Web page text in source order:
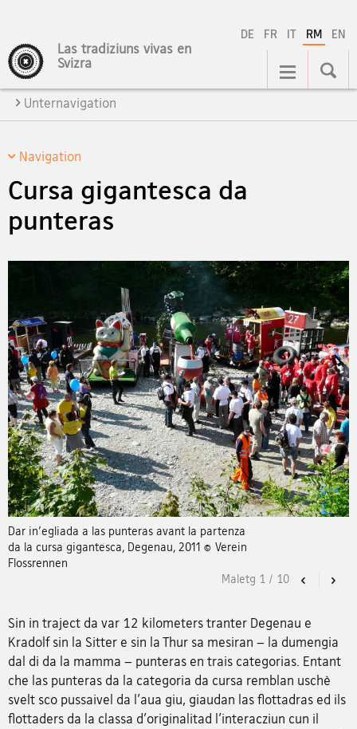
DE FR IT RM EN
Las tradiziuns vivas en
Svizra
Hauptnavigation
Unternavigation
Navigation
Cursa gigantesca da
punteras
Dar in'egliada a las punteras avant la partenza
da la cursa gigantesca, Degenau, 2011 © Verein
Flossrennen
Previous
Maletg 1 / 10
Sin in traject da var 12 kilometers tranter Degenau e
Kradolf sin la Sitter e sin la Thur sa mesiran – la dumengia
dal di da la mamma – punteras en trais categorias. Entant
che las punteras da la categoria da cursa remblan uschè
svelt sco pussaivel da l'aua giu, giaudan las flottadras ed ils
flottaders da la classa d'originalitad l'interacziun cun il